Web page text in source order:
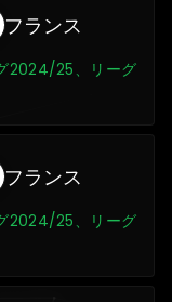
フランス
2024/25、リーグ
フランス
2024/25、リーグ